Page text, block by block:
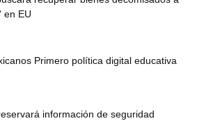
en EU
Primero política digital educativa
información de seguridad